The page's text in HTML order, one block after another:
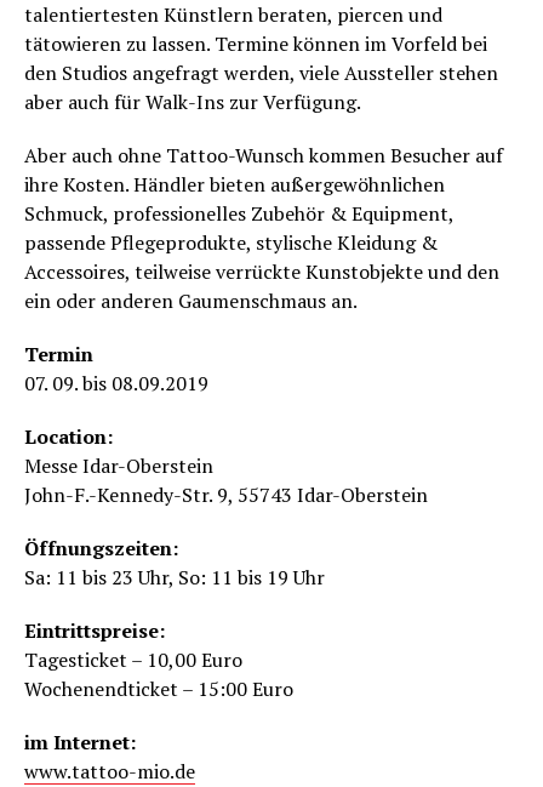
talentiertesten Künstlern beraten, piercen und
tätowieren zu lassen. Termine können im Vorfeld bei
den Studios angefragt werden, viele Aussteller stehen
aber auch für Walk-Ins zur Verfügung.
Aber auch ohne Tattoo-Wunsch kommen Besucher auf
ihre Kosten. Händler bieten außergewöhnlichen
Schmuck, professionelles Zubehör & Equipment,
passende Pflegeprodukte, stylische Kleidung &
Accessoires, teilweise verrückte Kunstobjekte und den
ein oder anderen Gaumenschmaus an.
Termin
07. 09. bis 08.09.2019
Location:
Messe Idar-Oberstein
John-F.-Kennedy-Str. 9, 55743 Idar-Oberstein
Öffnungszeiten:
Sa: 11 bis 23 Uhr, So: 11 bis 19 Uhr
Eintrittspreise:
Tagesticket – 10,00 Euro
Wochenendticket – 15:00 Euro
im Internet:
www.tattoo-mio.de